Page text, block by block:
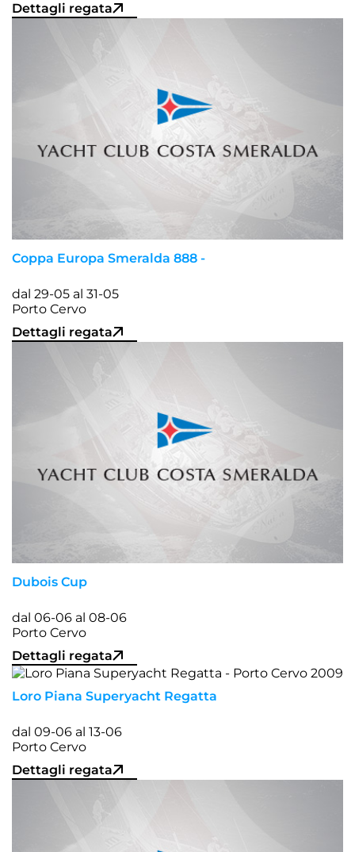
Dettagli regata
Coppa Europa Smeralda 888 -
dal 29-05 al 31-05
Porto Cervo
Dettagli regata
Dubois Cup
dal 06-06 al 08-06
Porto Cervo
Dettagli regata
Loro Piana Superyacht Regatta
dal 09-06 al 13-06
Porto Cervo
Dettagli regata